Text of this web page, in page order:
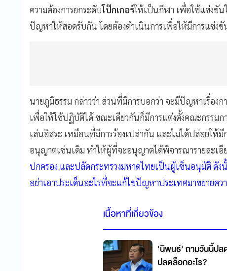
ความต้องการยกระดับโป๊กเกอร์ให้เป็นกีฬา เพื่อใช้แข่งขั
ปัญหาให้สอดรับกัน โดยต้องดำเนินการเพื่อให้มีการแข่งขั
นายภูมิธรรม กล่าวว่า ส่วนที่มีการบอกว่า จะมีปัญหาเรื่อง
เพื่อให้ใช้ปฏิบัติได้ ขณะเดียวกันก็มีการแต่งตั้งคณะกรรมก
เล่นอิสระ เหมือนที่มีการร้องเปล่ากัน และไม่ได้ปล่อยให้
อนุญาตเช่นเดิม ทำให้ผู้ที่จะอนุญาตได้พิจารณารายละเอี
ปกครอง และปลัดกระทรวงมหาดไทยเป็นผู้เซ็นอนุมัติ ดัง
อย่าเอาประเด็นอะไรที่จะแก้ไขปัญหาประเทศมาขยายค
เนื้อหาที่เกี่ยวข้อง
'นิพนธ์' ถามวันนี้ปล
ปลดล็อกอะไร?